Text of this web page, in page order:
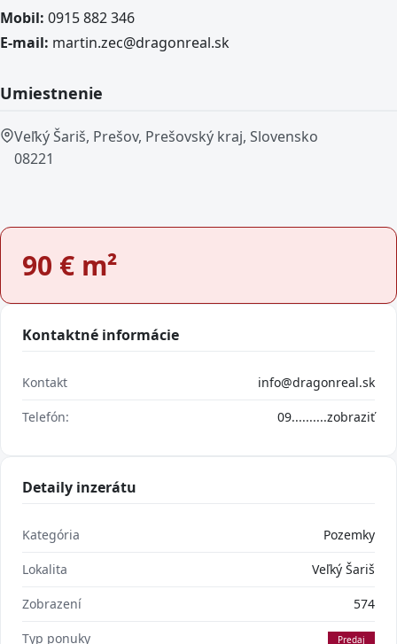
Mobil: 0915 882 346
E-mail: martin.zec@dragonreal.sk
Umiestnenie
Veľký Šariš, Prešov, Prešovský kraj, Slovensko
08221
90 € m²
Kontaktné informácie
Kontakt info@dragonreal.sk
Telefón: 09..........zobraziť
Detaily inzerátu
Kategória Pozemky
Lokalita Veľký Šariš
Zobrazení 574
Typ ponuky Predaj